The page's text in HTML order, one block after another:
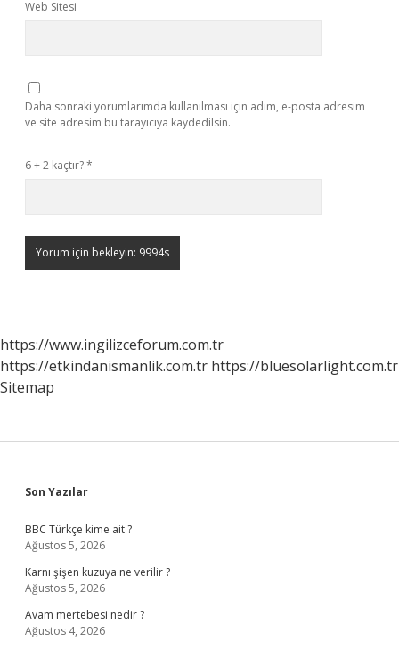
Web Sitesi
Daha sonraki yorumlarımda kullanılması için adım, e-posta adresim
ve site adresim bu tarayıcıya kaydedilsin.
6 + 2 kaçtır?*
https://www.ingilizceforum.com.tr
https://etkindanismanlik.com.tr https://bluesolarlight.com.tr
Sitemap
Sidebar
Son Yazılar
BBC Türkçe kime ait ?
Ağustos 5, 2026
Karnı şişen kuzuya ne verilir ?
Ağustos 5, 2026
Avam mertebesi nedir ?
Ağustos 4, 2026